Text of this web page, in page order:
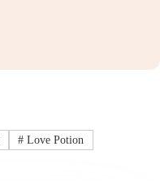
# Love Potion